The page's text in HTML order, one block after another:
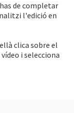
de completar
l'edició en
clica sobre el
i selecciona